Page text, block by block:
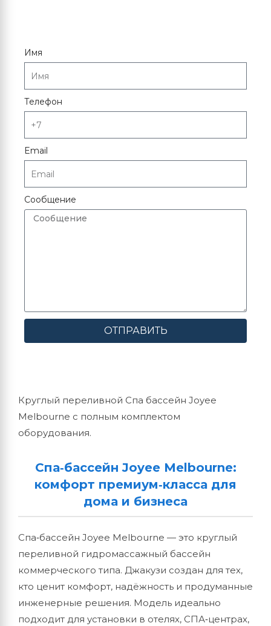
Имя
Телефон
Email
Сообщение
ОТПРАВИТЬ
Круглый переливной Спа бассейн Joyee
Melbourne с полным комплектом
оборудования.
Спа‑бассейн Joyee Melbourne:
комфорт премиум‑класса для
дома и бизнеса
Спа‑бассейн Joyee Melbourne — это круглый
переливной гидромассажный бассейн
коммерческого типа. Джакузи создан для тех,
кто ценит комфорт, надёжность и продуманные
инженерные решения. Модель идеально
подходит для установки в отелях, СПА‑центрах,